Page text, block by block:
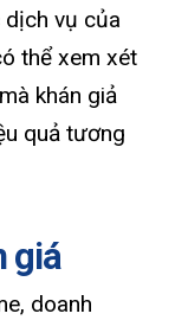
dịch vụ của
thể xem xét
khán giả
quả tương
giá
doanh